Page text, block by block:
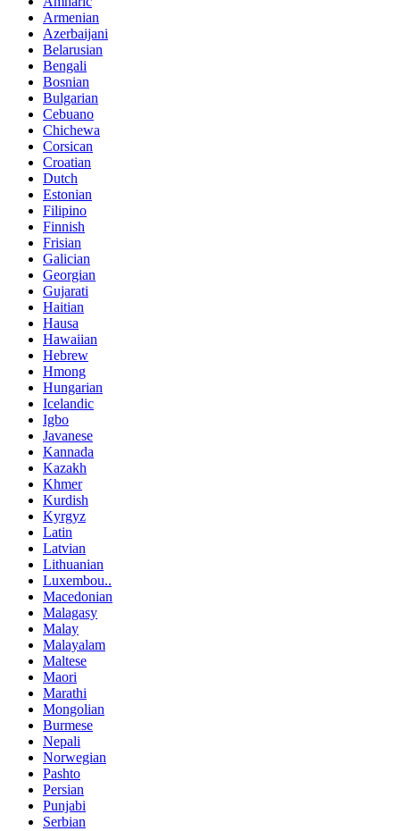
Armenian
Azerbaijani
Belarusian
Bengali
Bosnian
Bulgarian
Cebuano
Chichewa
Corsican
Croatian
Dutch
Estonian
Filipino
Finnish
Frisian
Galician
Georgian
Gujarati
Haitian
Hausa
Hawaiian
Hebrew
Hmong
Hungarian
Icelandic
Igbo
Javanese
Kannada
Kazakh
Khmer
Kurdish
Kyrgyz
Latin
Latvian
Lithuanian
Luxembou..
Macedonian
Malagasy
Malay
Malayalam
Maltese
Maori
Marathi
Mongolian
Burmese
Nepali
Norwegian
Pashto
Persian
Punjabi
Serbian